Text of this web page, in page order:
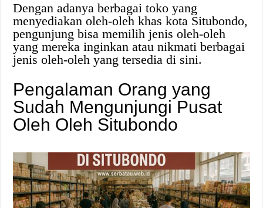
Dengan adanya berbagai toko yang
menyediakan oleh-oleh khas kota Situbondo,
pengunjung bisa memilih jenis oleh-oleh
yang mereka inginkan atau nikmati berbagai
jenis oleh-oleh yang tersedia di sini.
Pengalaman Orang yang
Sudah Mengunjungi Pusat
Oleh Oleh Situbondo